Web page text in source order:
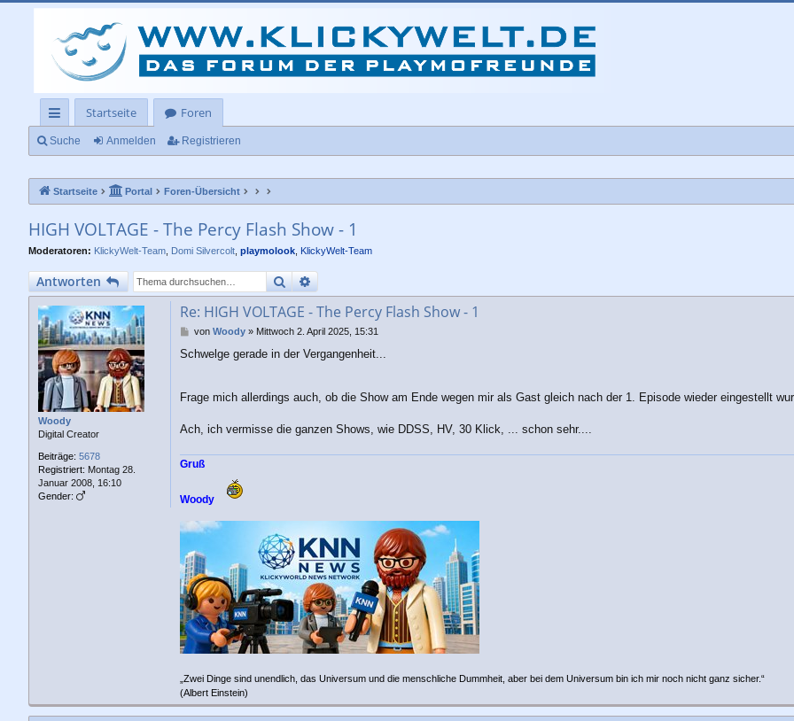
ch
llz
ug
rif
f
Startseite
Foren
Suche Anmelden Registrieren
Startseite Portal Foren-Übersicht
HIGH VOLTAGE - The Percy Flash Show - 1
Moderatoren: KlickyWelt-Team Domi Silvercolt playmolook KlickyWelt-Team
Antworten SucheErweiterte Suche
Woody
Digital Creator
Beiträge: 5678
Registriert: Montag 28.
Januar 2008, 16:10
Gender:
Re: HIGH VOLTAGE - The Percy Flash Show - 1
B
i
a
von Woody» Mittwoch 2. April 2025, 15:31
Schwelge gerade in der Vergangenheit...
Frage mich allerdings auch, ob die Show am Ende wegen mir als Gast gleich nach der 1. Episode wieder eingestellt
Ach, ich vermisse die ganzen Shows, wie DDSS, HV, 30 Klick, ... schon sehr....
Gruß
Woody
„Zwei Dinge sind unendlich, das Universum und die menschliche Dummheit, aber bei dem Universum bin ich mir noch nicht ganz sicher.“
(Albert Einstein)